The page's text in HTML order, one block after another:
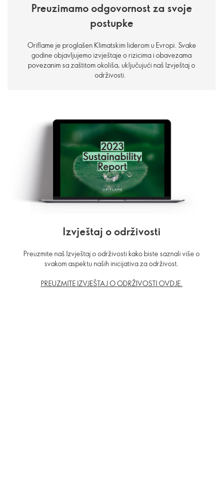
Preuzimamo odgovornost za svoje
postupke
Oriflame je proglašen Klimatskim liderom u Evropi. Svake
godine objavljujemo izvještaje o rizicima i obavezama
povezanim sa zaštitom okoliša, uključujući naš Izvještaj o
održivosti.
Izvještaj o održivosti
Preuzmite naš Izvještaj o održivosti kako biste saznali više o
svakom aspektu naših inicijativa za održivost.
PREUZMITE IZVJEŠTAJ O ODRŽIVOSTI OVDJE.